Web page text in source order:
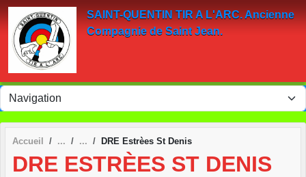
SAINT-QUENTIN TIR A L'ARC. Ancienne
Compagnie de Saint Jean.
Accueil DRE Estrèes St Denis
DRE ESTRÈES ST DENIS
Panneau de gestion des cookies